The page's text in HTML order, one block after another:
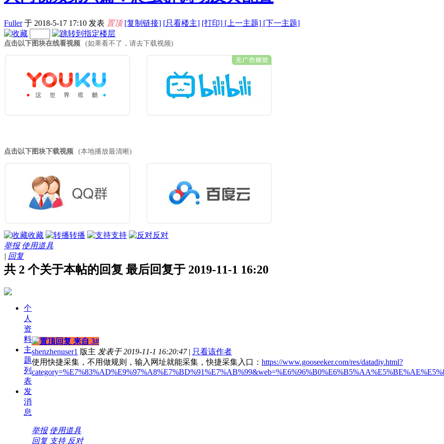
Fuller 于 2018-5-17 17:10 发表 置顶 [复制链接] [只看楼主] [打印] [上一主题] [下一主题]
点击以下图块在线看视频 (如果看不了，请去下载视频)
点击以下图块下载视频 (本地播放最清晰)
收藏 转播 支持
反对
举报 使用道具
| 回复
共 2 个关于本帖的回复 最后回复于 2019-11-1 16:20
个
人
资
料
主
题
列
表
发
消
息
来自 3#
shenzhenuser1 版主 发表于 2019-11-1 16:20:47 | 只看该作者
使用快捷采集，不用做规则，输入网址就能采集，快捷采集入口： https://www.gooseeker.com/res/datadiy.html?
举报 使用道具
回复 支持 反对